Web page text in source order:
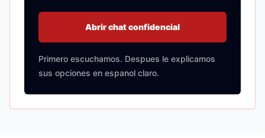
Abrir chat confidencial
Primero escuchamos. Despues le explicamos
sus opciones en espanol claro.